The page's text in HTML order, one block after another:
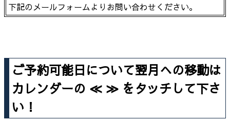
下記のメールフォームよりお問い合わせください。
ご予約可能日について翌月への移動は
カレンダーの ≪ ≫ をタッチして下さ
い！